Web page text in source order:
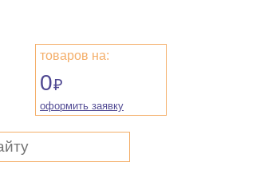
товаров на:
0₽
оформить заявку